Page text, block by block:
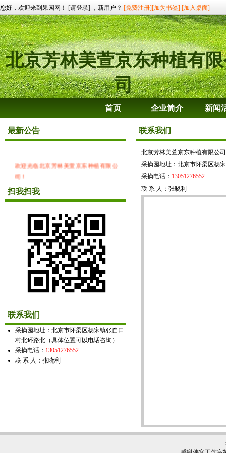
您好，欢迎来到果园网！ [请登录] ，新用户？ [免费注册][加为书签] [加入桌面]
北京芳林美萱京东种植有
司
首页 企业简介 新闻
最新公告
欢迎光临北京芳林美萱京东种植有限公
司！
扫我扫我
联系我们
采摘园地址：北京市怀柔区杨宋镇张自口
村北环路北（具体位置可以电话咨询）
采摘电话： 13051276552
联 系 人：张晓利
联系我们
北京芳林美萱京东种植有限公
采摘园地址：北京市怀柔区杨
采摘电话： 13051276552
联 系 人：张晓利